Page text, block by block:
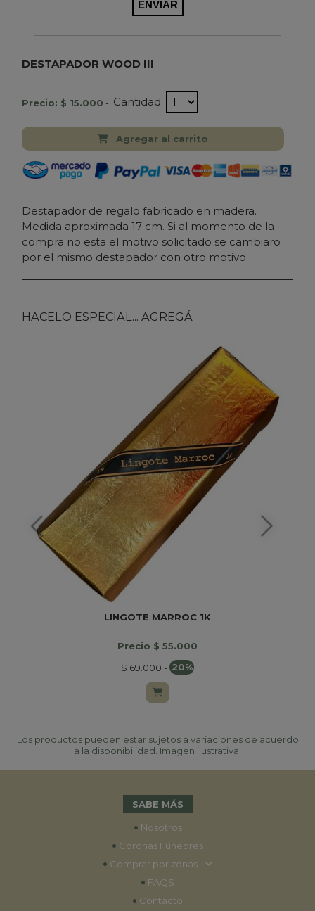
DESTAPADOR WOOD III
Precio: $ 15.000 - Cantidad:
Agregar al carrito
Destapador de regalo fabricado en madera.
Medida aproximada 17 cm. Si al momento de la
compra no esta el motivo solicitado se cambiaro
por el mismo destapador con otro motivo.
HACELO ESPECIAL... AGREGÁ
LINGOTE MARROC 1K
Precio $ 55.000
$ 69.000- 20%
Los productos pueden estar sujetos a variaciones de acuerdo
a la disponibilidad. Imagen ilustrativa.
SABE MÁS
• Nosotros
• Coronas Fúnebres
• Comprar por zonas
• FAQS
• Contacto